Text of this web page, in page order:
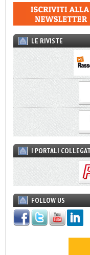
LE RIVISTE
I PORTALI
FOLLOW US